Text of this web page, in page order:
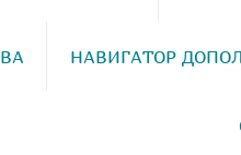
НАВИГАТОР